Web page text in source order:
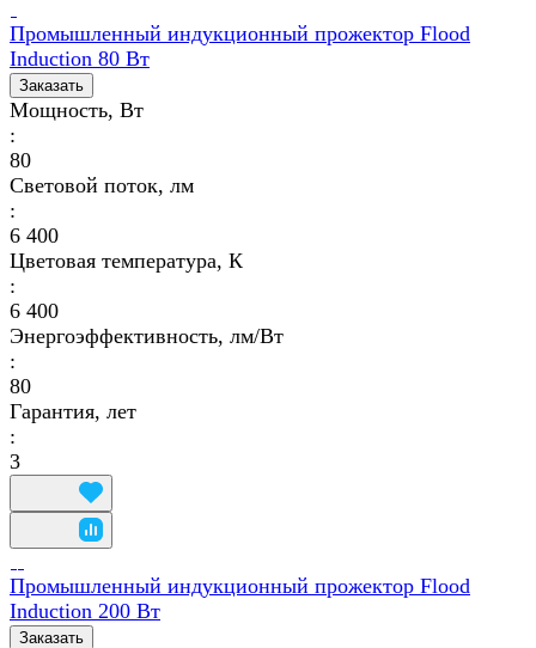
Промышленный индукционный прожектор Flood
Induction 80 Вт
Заказать
Мощность, Вт
:
80
Световой поток, лм
:
6 400
Цветовая температура, К
:
6 400
Энергоэффективность, лм/Вт
:
80
Гарантия, лет
:
3
Промышленный индукционный прожектор Flood
Induction 200 Вт
Заказать